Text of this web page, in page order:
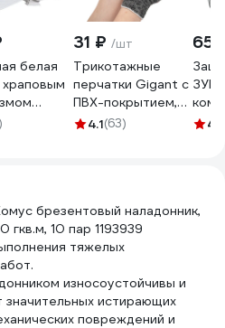
белая
храповым
31 ₽ /шт
Трикотажные
перчатки Gigant с
ПВХ-покрытием,
серые GGC-13
4.1(63) 4.6
брезентовый наладонник,
гкв.м, 10 пар 1193939
тяжелых
износоустойчивы и
истирающих
повреждений и